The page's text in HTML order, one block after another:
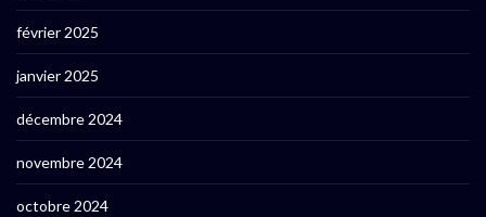
février 2025
janvier 2025
décembre 2024
novembre 2024
octobre 2024